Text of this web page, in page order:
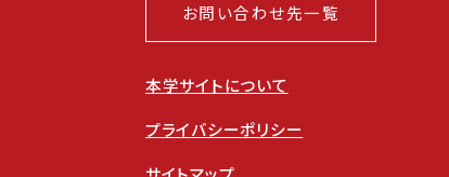
お問い合わせ先一覧
本学サイトについて
プライバシーポリシー